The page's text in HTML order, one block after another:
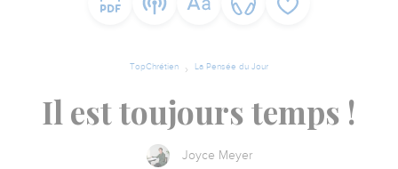
TopChrétien La Pensée du Jour
Il est toujours temps !
Joyce Meyer